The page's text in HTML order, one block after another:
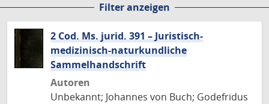
Filter anzeigen
2 Cod. Ms. jurid. 391 – Juristisch-
medizinisch-naturkundliche
Sammelhandschrift
Autoren
Unbekannt; Johannes von Buch; Godefridus